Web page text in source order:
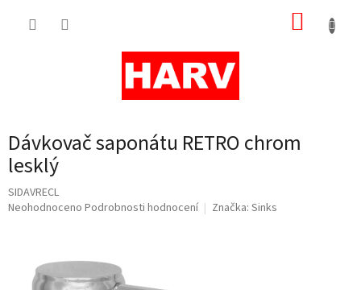
Dávkovač saponátu RETRO chrom
lesklý
SIDAVRECL
Průměrné
Neohodnoceno Podrobnosti hodnocení Značka: Sinks